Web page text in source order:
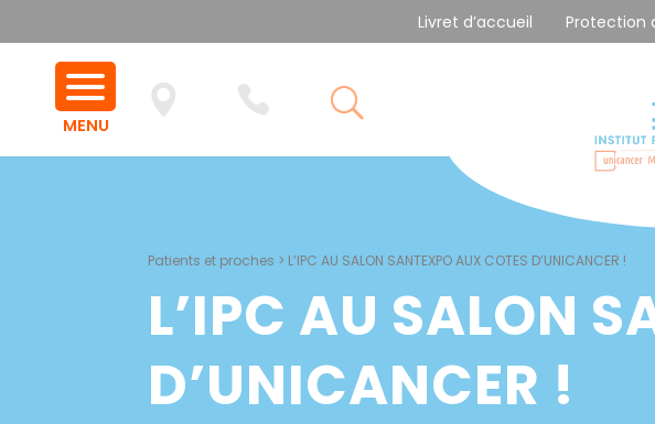
Livret d’accueil Protection
Patients et proches > L’IPC AU SALON SANTEXPO AUX COTES D’UNICANCER !
L’IPC AU SALON
D’UNICANCER !